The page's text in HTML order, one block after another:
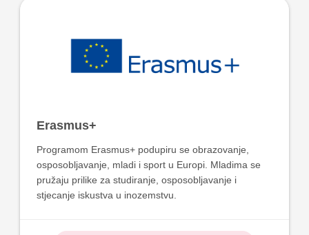
Erasmus+
Programom Erasmus+ podupiru se obrazovanje,
osposobljavanje, mladi i sport u Europi. Mladima se
pružaju prilike za studiranje, osposobljavanje i
stjecanje iskustva u inozemstvu.